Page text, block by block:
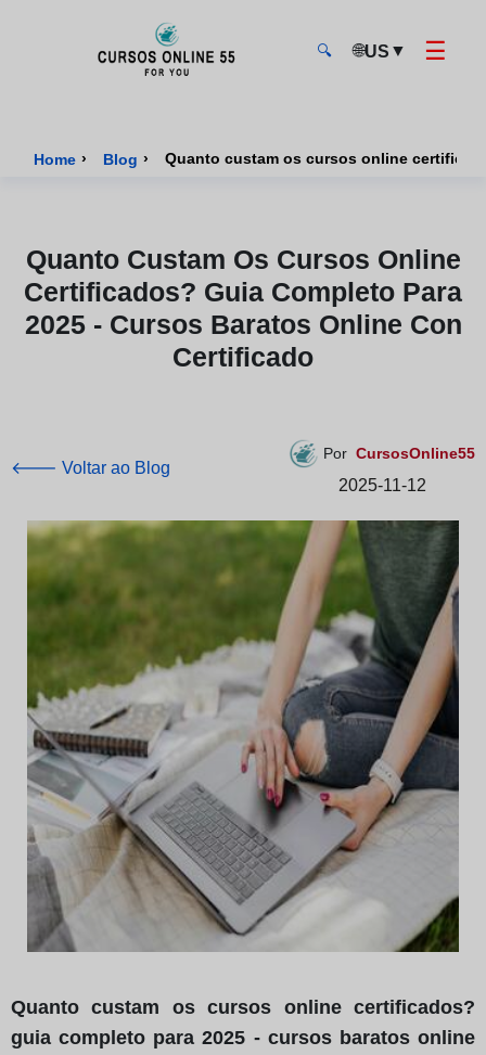
🔍 🌐US ▼ ☰
Home › Blog ›
Quanto Custam Os Cursos Online
Certificados? Guia Completo Para
2025 - Cursos Baratos Online Con
Certificado
🡐 Voltar ao Blog
Por CursosOnline55
2025-11-12
Quanto custam os cursos online certificados?
guia completo para 2025 - cursos baratos online